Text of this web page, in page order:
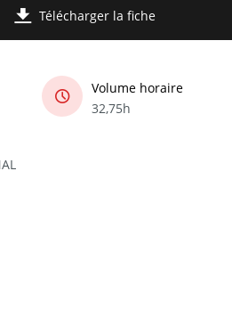
Télécharger la fiche
Volume horaire
32,75h